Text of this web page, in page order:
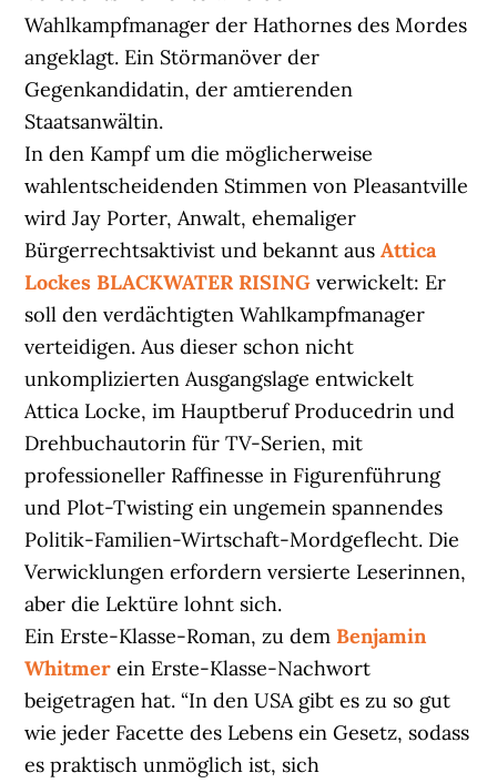
Wahlkampfmanager der Hathornes des Mordes
angeklagt. Ein Störmanöver der
Gegenkandidatin, der amtierenden
Staatsanwältin.
In den Kampf um die möglicherweise
wahlentscheidenden Stimmen von Pleasantville
wird Jay Porter, Anwalt, ehemaliger
Bürgerrechtsaktivist und bekannt ausAttica
Lockes BLACKWATER RISINGverwickelt: Er
soll den verdächtigten Wahlkampfmanager
verteidigen. Aus dieser schon nicht
unkomplizierten Ausgangslage entwickelt
Attica Locke, im Hauptberuf Producedrin und
Drehbuchautorin für TV-Serien, mit
professioneller Raffinesse in Figurenführung
und Plot-Twisting ein ungemein spannendes
Politik-Familien-Wirtschaft-Mordgeflecht. Die
Verwicklungen erfordern versierte Leserinnen,
aber die Lektüre lohnt sich.
Ein Erste-Klasse-Roman, zu dem Benjamin
Whitmer ein Erste-Klasse-Nachwort
beigetragen hat. “In den USA gibt es zu so gut
wie jeder Facette des Lebens ein Gesetz, sodass
es praktisch unmöglich ist, sich